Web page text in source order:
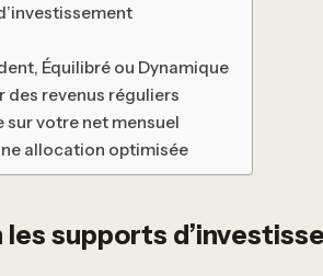
Équilibré ou Dynamique
des revenus réguliers
sur votre net mensuel
allocation optimisée
supports